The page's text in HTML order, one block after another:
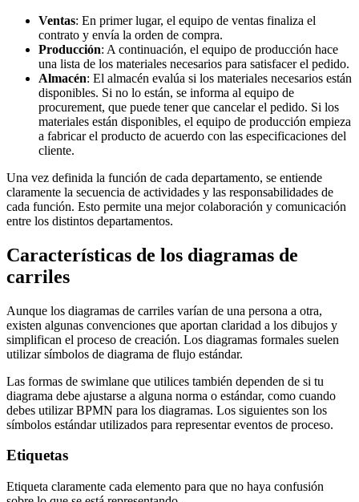
Ventas: En primer lugar, el equipo de ventas finaliza el
contrato y envía la orden de compra.
Producción: A continuación, el equipo de producción hace
una lista de los materiales necesarios para satisfacer el pedido.
Almacén: El almacén evalúa si los materiales necesarios están
disponibles. Si no lo están, se informa al equipo de
procurement, que puede tener que cancelar el pedido. Si los
materiales están disponibles, el equipo de producción empieza
a fabricar el producto de acuerdo con las especificaciones del
cliente.
Una vez definida la función de cada departamento, se entiende
claramente la secuencia de actividades y las responsabilidades de
cada función. Esto permite una mejor colaboración y comunicación
entre los distintos departamentos.
Características de los diagramas de
carriles
Aunque los diagramas de carriles varían de una persona a otra,
existen algunas convenciones que aportan claridad a los dibujos y
simplifican el proceso de creación. Los diagramas formales suelen
utilizar símbolos de diagrama de flujo estándar.
Las formas de swimlane que utilices también dependen de si tu
diagrama debe ajustarse a alguna norma o estándar, como cuando
debes utilizar BPMN para los diagramas. Los siguientes son los
símbolos estándar utilizados para representar eventos de proceso.
Etiquetas
Etiqueta claramente cada elemento para que no haya confusión